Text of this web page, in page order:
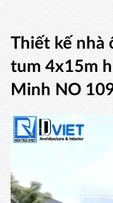
Thiết kế nhà
tum 4x15m
Minh NO